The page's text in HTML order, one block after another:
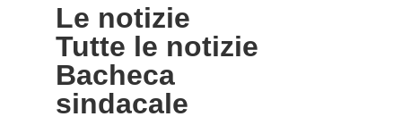
le notizie
tutte le notizie
bacheca
sindacale